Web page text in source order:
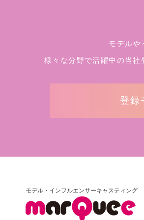
モデルや
様々な分野で活躍中の当社
登録
モデル・インフルエンサーキャスティング